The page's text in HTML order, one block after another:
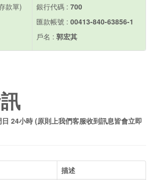
款單) 銀行代碼 : 700
匯款帳號 : 00413-840-63856-1
戶名 : 郭宏其
24小時 (原則上我們客服收到訊息皆會立即
描述